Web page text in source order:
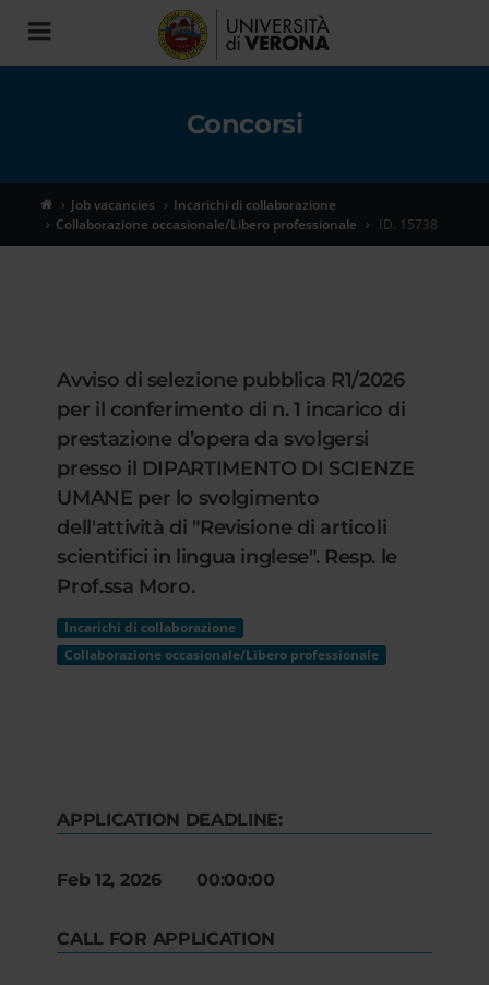
Toggle
navigation
Concorsi
Job vacancies
Incarichi di collaborazione
Collaborazione occasionale/Libero professionale
ID. 15738
Avviso di selezione pubblica R1/2026
per il conferimento di n. 1 incarico di
prestazione d’opera da svolgersi
presso il DIPARTIMENTO DI SCIENZE
UMANE per lo svolgimento
dell'attività di "Revisione di articoli
scientifici in lingua inglese". Resp. le
Prof.ssa Moro.
Incarichi di collaborazione
Collaborazione occasionale/Libero professionale
APPLICATION DEADLINE:
Feb 12, 2026 00:00:00
CALL FOR APPLICATION